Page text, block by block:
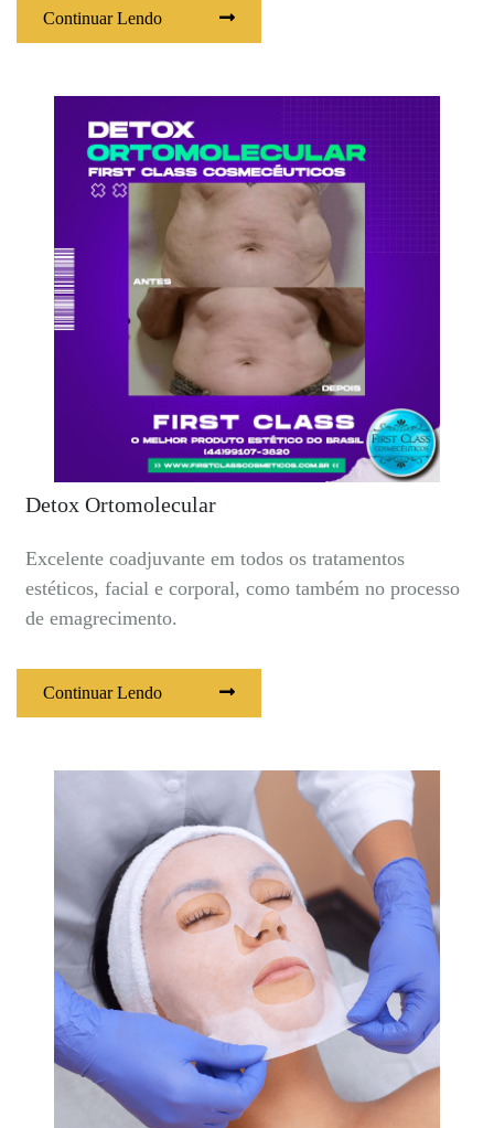
Continuar Lendo
Detox Ortomolecular
Excelente coadjuvante em todos os tratamentos
estéticos, facial e corporal, como também no processo
de emagrecimento.
Continuar Lendo